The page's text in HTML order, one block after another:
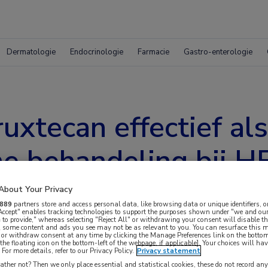
Dermatologie Endocrinologie Farmacie Gastro-enterologie
effectief als
behandeling bij
Your Privacy
889 partners store and access personal data, like browsing data or unique identifiers,
enables tracking technologies to support the purposes shown under "we and
to provide," whereas selecting "Reject All" or withdrawing your consent will disable
some content and ads you see may not be as relevant to you. You can resurface this
or withdraw consent at any time by clicking the Manage Preferences link on the
floating icon on the bottom-left of the webpage, if applicable]. Your choices will
more details, refer to our Privacy Policy. Privacy statement
not? Then we only place essential and statistical cookies, these do not record